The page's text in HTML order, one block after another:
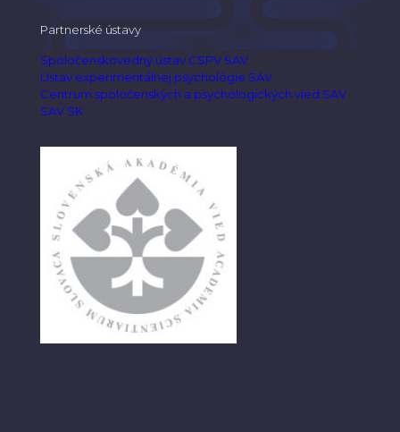
Partnerské ústavy
Spoločenskovedný ústav CSPV SAV
Ústav experimentálnej psychológie SAV
Centrum spoločenských a psychologických vied SAV
SAV SK